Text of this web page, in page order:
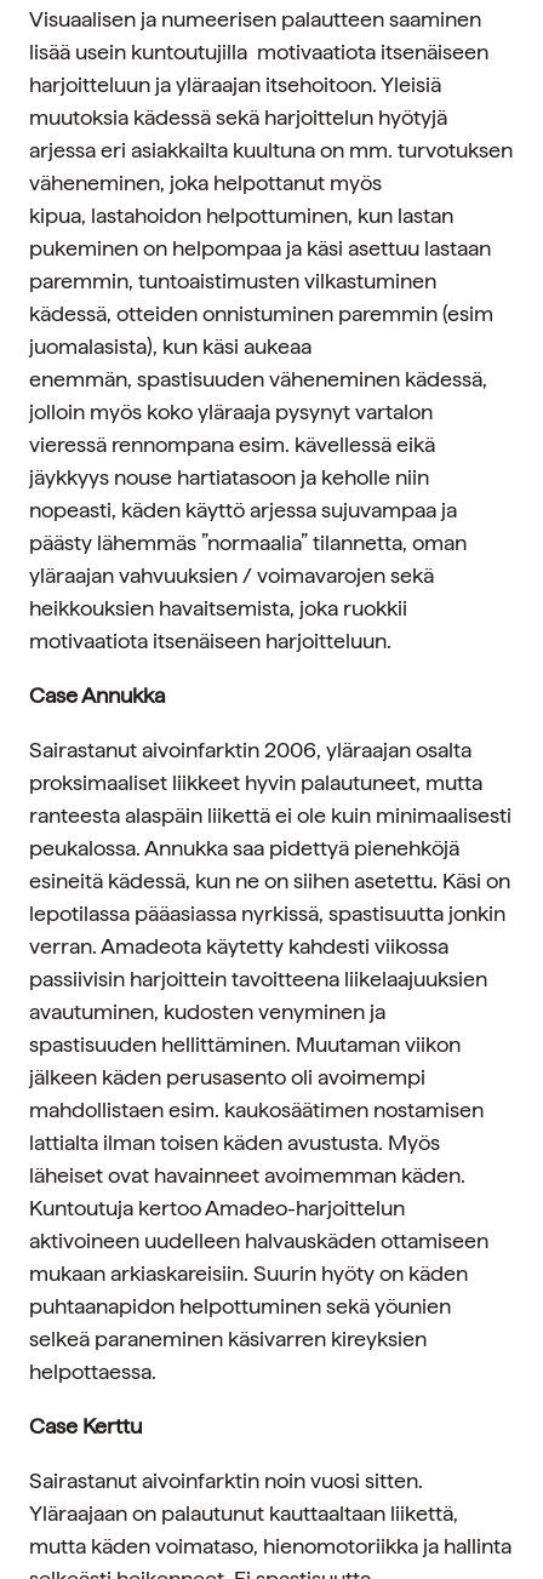
Visuaalisen ja numeerisen palautteen saaminen
lisää usein kuntoutujilla motivaatiota itsenäiseen
harjoitteluun ja yläraajan itsehoitoon. Yleisiä
muutoksia kädessä sekä harjoittelun hyötyjä
arjessa eri asiakkailta kuultuna on mm. turvotuksen
väheneminen, joka helpottanut myös
kipua, lastahoidon helpottuminen, kun lastan
pukeminen on helpompaa ja käsi asettuu lastaan
paremmin, tuntoaistimusten vilkastuminen
kädessä, otteiden onnistuminen paremmin (esim
juomalasista), kun käsi aukeaa
enemmän, spastisuuden väheneminen kädessä,
jolloin myös koko yläraaja pysynyt vartalon
vieressä rennompana esim. kävellessä eikä
jäykkyys nouse hartiatasoon ja keholle niin
nopeasti, käden käyttö arjessa sujuvampaa ja
päästy lähemmäs ”normaalia” tilannetta, oman
yläraajan vahvuuksien / voimavarojen sekä
heikkouksien havaitsemista, joka ruokkii
motivaatiota itsenäiseen harjoitteluun.
Case Annukka
Sairastanut aivoinfarktin 2006, yläraajan osalta
proksimaaliset liikkeet hyvin palautuneet, mutta
ranteesta alaspäin liikettä ei ole kuin minimaalisesti
peukalossa. Annukka saa pidettyä pienehköjä
esineitä kädessä, kun ne on siihen asetettu. Käsi on
lepotilassa pääasiassa nyrkissä, spastisuutta jonkin
verran. Amadeota käytetty kahdesti viikossa
passiivisin harjoittein tavoitteena liikelaajuuksien
avautuminen, kudosten venyminen ja
spastisuuden hellittäminen. Muutaman viikon
jälkeen käden perusasento oli avoimempi
mahdollistaen esim. kaukosäätimen nostamisen
lattialta ilman toisen käden avustusta. Myös
läheiset ovat havainneet avoimemman käden.
Kuntoutuja kertoo Amadeo-harjoittelun
aktivoineen uudelleen halvauskäden ottamiseen
mukaan arkiaskareisiin. Suurin hyöty on käden
puhtaanapidon helpottuminen sekä yöunien
selkeä paraneminen käsivarren kireyksien
helpottaessa.
Case Kerttu
Sairastanut aivoinfarktin noin vuosi sitten.
Yläraajaan on palautunut kauttaaltaan liikettä,
mutta käden voimataso, hienomotoriikka ja hallinta